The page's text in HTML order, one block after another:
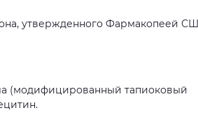
утвержденного Фармакопеей
(модифицированный тапиоковый